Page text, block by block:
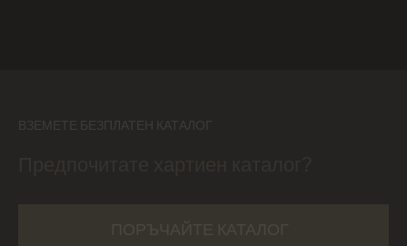
ВЗЕМЕТЕ БЕЗПЛАТЕН КАТАЛОГ